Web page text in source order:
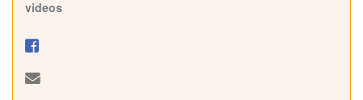
videos